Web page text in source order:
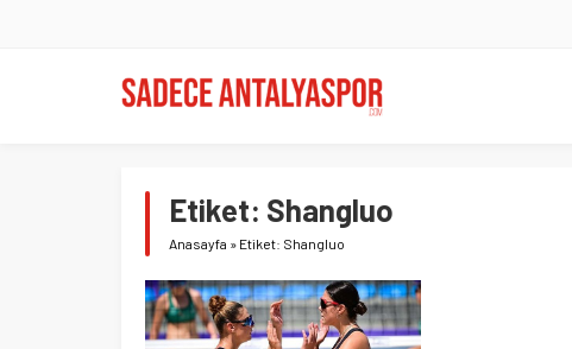
Etiket: Shangluo
Anasayfa » Etiket: Shangluo